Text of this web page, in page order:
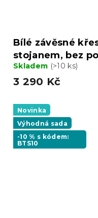
Bílé závěsné
stojanem, bez
Skladem (>10 ks)
3 290 Kč
Novinka
Výhodná sada
-10 % s kódem:
BTS10